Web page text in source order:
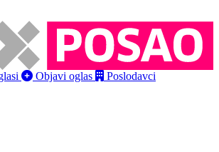
Objavi oglas Poslodavci